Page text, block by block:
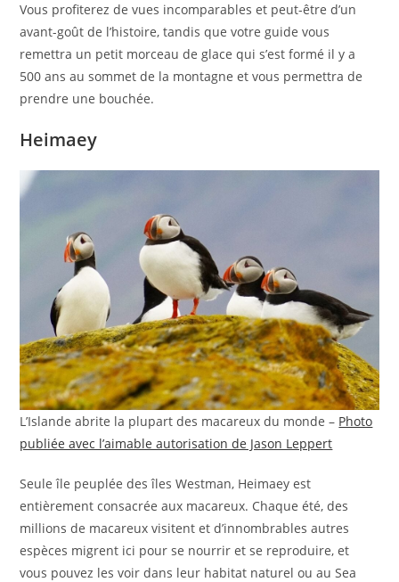
Vous profiterez de vues incomparables et peut-être d’un
avant-goût de l’histoire, tandis que votre guide vous
remettra un petit morceau de glace qui s’est formé il y a
500 ans au sommet de la montagne et vous permettra de
prendre une bouchée.
Heimaey
L’Islande abrite la plupart des macareux du monde – Photo
publiée avec l’aimable autorisation de Jason Leppert
Seule île peuplée des îles Westman, Heimaey est
entièrement consacrée aux macareux. Chaque été, des
millions de macareux visitent et d’innombrables autres
espèces migrent ici pour se nourrir et se reproduire, et
vous pouvez les voir dans leur habitat naturel ou au Sea